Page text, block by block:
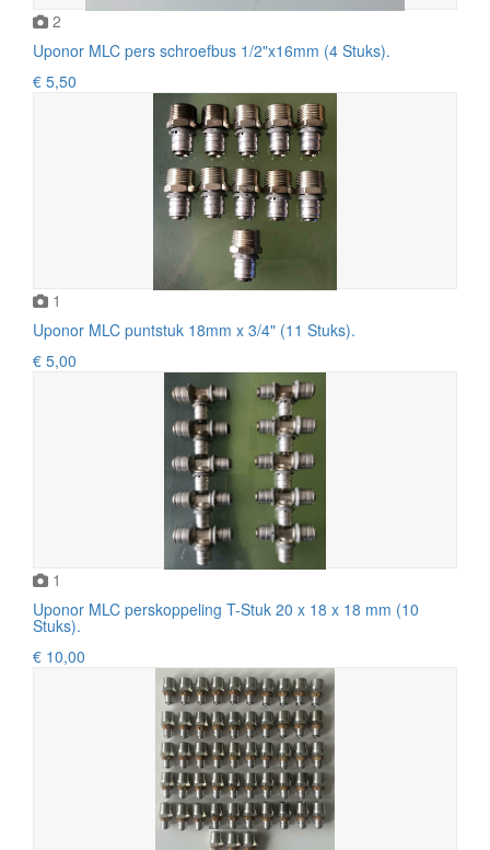
2
Uponor MLC pers schroefbus 1/2"x16mm (4 Stuks).
€ 5,50
1
Uponor MLC puntstuk 18mm x 3/4" (11 Stuks).
€ 5,00
1
Uponor MLC perskoppeling T-Stuk 20 x 18 x 18 mm (10
Stuks).
€ 10,00